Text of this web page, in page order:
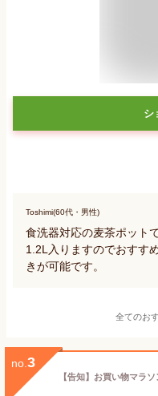
シ
Toshimi(60代・男性)
食洗器対応の麦茶ポット
1.2L入りますのでおすす
きが可能です。
全てのお
no. 3